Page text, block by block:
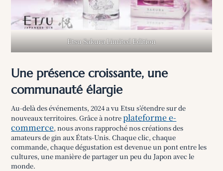
Etsu Sakura Limited Edition
Une présence croissante, une
communauté élargie
Au-delà des événements, 2024 a vu Etsu s’étendre sur de
nouveaux territoires. Grâce à notreplateforme e-
commerce, nous avons rapproché nos créations des
amateurs de gin aux États-Unis. Chaque clic, chaque
commande, chaque dégustation est devenue un pont entre les
cultures, une manière de partager un peu du Japon avec le
monde.